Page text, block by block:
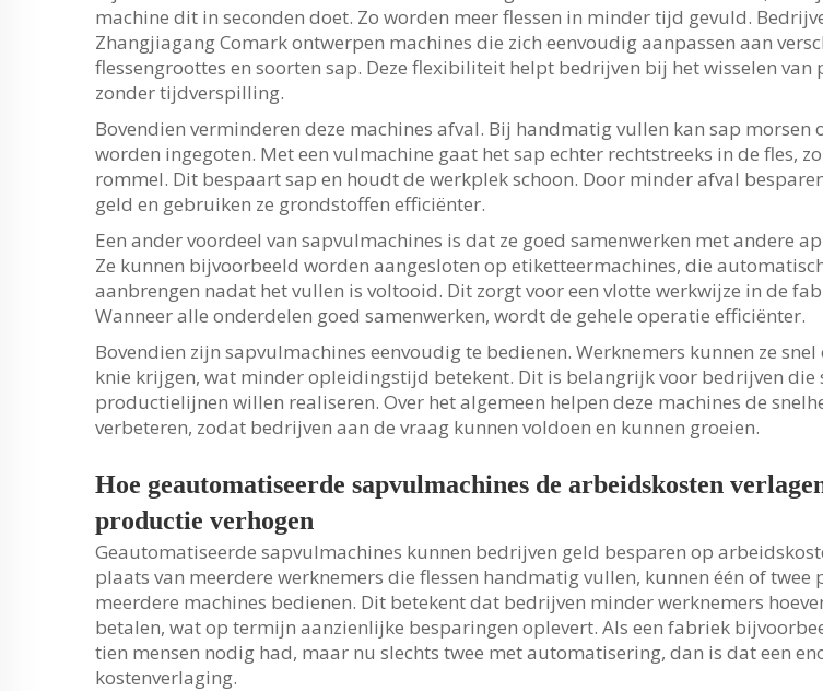
machine dit in seconden doet. Zo worden meer flessen in minder tijd gevuld.
Zhangjiagang Comark ontwerpen machines die zich eenvoudig aanpassen aan
flessengroottes en soorten sap. Deze flexibiliteit helpt bedrijven bij het wisselen van
zonder tijdverspilling.
Bovendien verminderen deze machines afval. Bij handmatig vullen kan sap morsen
worden ingegoten. Met een vulmachine gaat het sap echter rechtstreeks in de fles,
rommel. Dit bespaart sap en houdt de werkplek schoon. Door minder afval
geld en gebruiken ze grondstoffen efficiënter.
Een ander voordeel van sapvulmachines is dat ze goed samenwerken met andere
Ze kunnen bijvoorbeeld worden aangesloten op etiketteermachines, die
aanbrengen nadat het vullen is voltooid. Dit zorgt voor een vlotte werkwijze in de
Wanneer alle onderdelen goed samenwerken, wordt de gehele operatie efficiënter.
Bovendien zijn sapvulmachines eenvoudig te bedienen. Werknemers kunnen ze snel
knie krijgen, wat minder opleidingstijd betekent. Dit is belangrijk voor bedrijven die
productielijnen willen realiseren. Over het algemeen helpen deze machines de
verbeteren, zodat bedrijven aan de vraag kunnen voldoen en kunnen groeien.
Hoe geautomatiseerde sapvulmachines de arbeidskosten
productie verhogen
Geautomatiseerde sapvulmachines kunnen bedrijven geld besparen op
plaats van meerdere werknemers die flessen handmatig vullen, kunnen één of twee
meerdere machines bedienen. Dit betekent dat bedrijven minder werknemers
betalen, wat op termijn aanzienlijke besparingen oplevert. Als een fabriek
tien mensen nodig had, maar nu slechts twee met automatisering, dan is dat een
kostenverlaging.